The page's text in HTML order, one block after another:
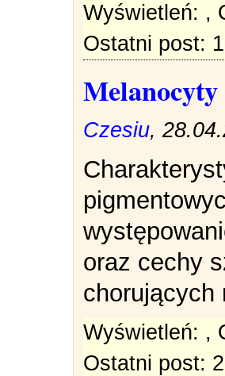
Wyświetleń: ,
Ostatni post:
Melanocyty
Czesiu,
oraz cechy
chorujących
Wyświetleń: ,
Ostatni post: